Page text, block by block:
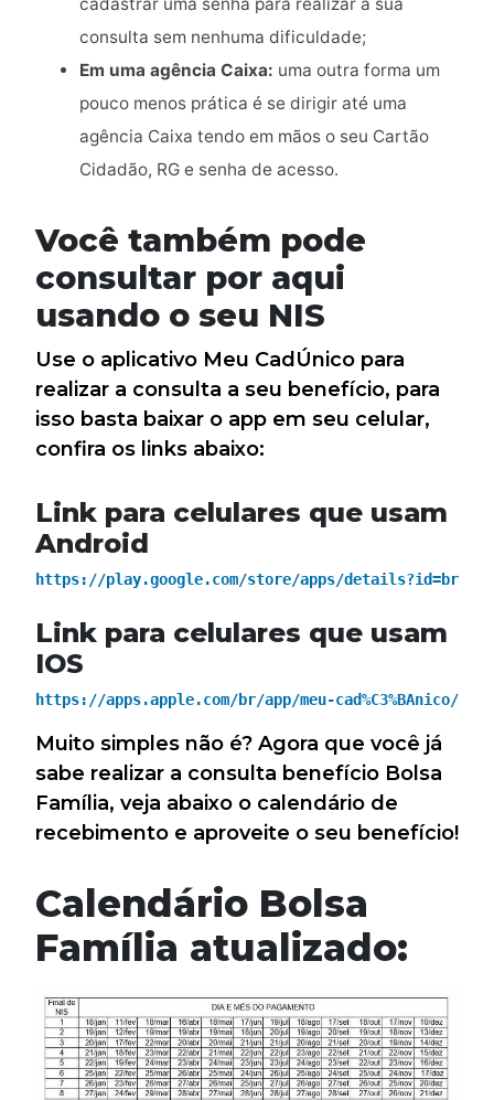
cadastrar uma senha para realizar a sua
consulta sem nenhuma dificuldade;
Em uma agência Caixa: uma outra forma um
pouco menos prática é se dirigir até uma
agência Caixa tendo em mãos o seu Cartão
Cidadão, RG e senha de acesso.
Você também pode
consultar por aqui
usando o seu NIS
Use o aplicativo Meu CadÚnico para
realizar a consulta a seu benefício, para
isso basta baixar o app em seu celular,
confira os links abaixo:
Link para celulares que usam
Android
https://play.google.com/store/apps/
Link para celulares que usam
IOS
https://apps.apple.com/br/app/meu-cad%C3%BAnico/
Muito simples não é? Agora que você já
sabe realizar a consulta benefício Bolsa
Família, veja abaixo o calendário de
recebimento e aproveite o seu benefício!
Calendário Bolsa
Família atualizado: